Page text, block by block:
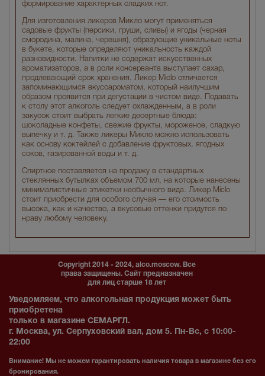
формирование характерных сладких нот.
Для изготовления ликеров Микло могут применяться
садовые фрукты (персики, груши, сливы) и ягоды (черная
смородина, малина, черешня), образующие уникальные ноты
в букете, которые определяют уникальность каждой
разновидности. Напитки не содержат искусственных
ароматизаторов, а в роли консерванта выступает сахар,
продлевающий срок хранения. Ликер Miclo отличается
запоминающимся вкусоароматом, который наилучшим
образом проявится при дегустации в чистом виде. Подавать
к столу этот алкоголь следует охлажденным, а в роли
закусок стоит выбрать легкие десертные блюда:
шоколадные конфеты, свежие фрукты, мороженое, сладкую
выпечку и т. д. Также ликеры Микло можно использовать
как основу коктейлей с добавление фруктовых, ягодных
соков, газированной воды и т. д.
Спиртное поставляется на продажу в стандартных
стеклянных бутылках объемом 700 мл, на которые нанесены
минималистичные этикетки необычного вида. Ликер Miclo
стоит приобрести для особого случая — его стоимость
высока, как и качество, а вкусовые оттенки придутся по
нраву любому человеку.
Copyright 2014 - 2024, alco.moscow. Все
права защищены. Сайт предназначен
для лиц старше 18 лет
Уведомляем, что алкогольная продукция может быть
приобретена
только в магазине СЕМАРГЛ.
г. Москва, ул. Серпуховский вал, дом 5. Пн-Вс, с 10:00-
22:00
Внимание! Мы не можем гарантировать наличия товара в магазине без его
бронирования.